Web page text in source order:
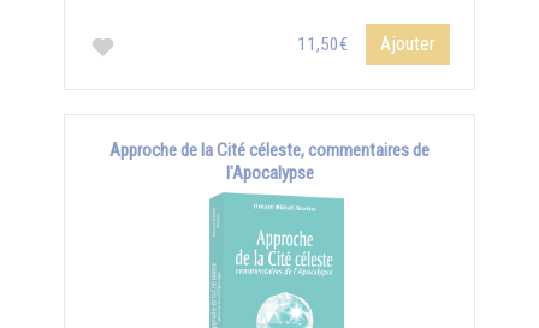
11,50€ Ajouter
Approche de la Cité céleste, commentaires de
l'Apocalypse